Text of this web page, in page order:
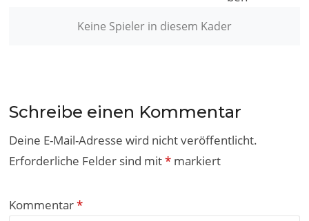
Keine Spieler in diesem Kader
Schreibe einen Kommentar
Deine E-Mail-Adresse wird nicht veröffentlicht.
Erforderliche Felder sind mit* markiert
Kommentar*